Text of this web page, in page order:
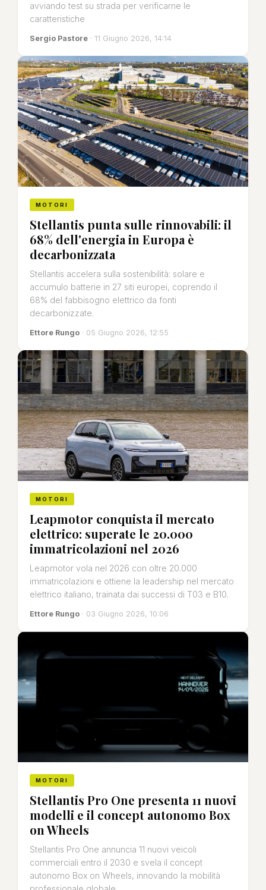
avviando test su strada per verificarne le
caratteristiche
Sergio Pastore · 11 Giugno 2026, 14:14
MOTORI
Stellantis punta sulle rinnovabili: il
68% dell'energia in Europa è
decarbonizzata
Stellantis accelera sulla sostenibilità: solare e
accumulo batterie in 27 siti europei, coprendo il
68% del fabbisogno elettrico da fonti
decarbonizzate.
Ettore Rungo · 05 Giugno 2026, 12:55
MOTORI
Leapmotor conquista il mercato
elettrico: superate le 20.000
immatricolazioni nel 2026
Leapmotor vola nel 2026 con oltre 20.000
immatricolazioni e ottiene la leadership nel mercato
elettrico italiano, trainata dai successi di T03 e B10.
Ettore Rungo · 03 Giugno 2026, 10:06
MOTORI
Stellantis Pro One presenta 11 nuovi
modelli e il concept autonomo Box
on Wheels
Stellantis Pro One annuncia 11 nuovi veicoli
commerciali entro il 2030 e svela il concept
autonomo Box on Wheels, innovando la mobilità